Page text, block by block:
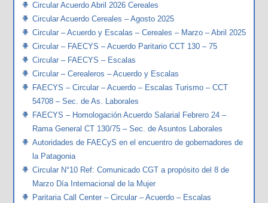
Circular Acuerdo Abril 2026 Cereales
Circular Acuerdo Cereales – Agosto 2025
Circular – Acuerdo y Escalas – Cereales – Marzo – Abril 2025
Circular – FAECYS – Acuerdo Paritario CCT 130 – 75
Circular – FAECYS – Escalas
Circular – Cerealeros – Acuerdo y Escalas
FAECYS – Circular – Acuerdo – Escalas Turismo – CCT
54708 – Sec. de As. Laborales
FAECYS – Homologación Acuerdo Salarial Febrero 24 –
Rama General CT 130/75 – Sec. de Asuntos Laborales
Autoridades de FAECyS en el encuentro de gobernadores de
la Patagonia
Circular N°10 Ref: Comunicado CGT a propósito del 8 de
Marzo Día Internacional de la Mujer
Paritaria Call Center – Circular – Acuerdo – Escalas